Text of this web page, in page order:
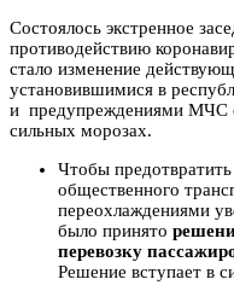
Состоялось экстренное
противодействию
стало изменение
установившимися в
и предупреждениями МЧС
сильных морозах.
Чтобы
общественного
переохлаждениями
было принято
перевозку
Решение вступает в